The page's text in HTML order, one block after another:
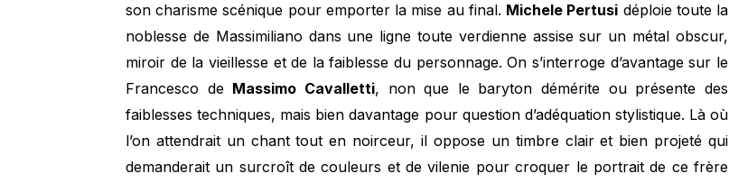
son charisme scénique pour emporter la mise au final. Michele Pertusi déploie toute la
noblesse de Massimiliano dans une ligne toute verdienne assise sur un métal obscur,
miroir de la vieillesse et de la faiblesse du personnage. On s’interroge d’avantage sur le
Francesco de Massimo Cavalletti, non que le baryton démérite ou présente des
faiblesses techniques, mais bien davantage pour question d’adéquation stylistique. Là où
l’on attendrait un chant tout en noirceur, il oppose un timbre clair et bien projeté qui
demanderait un surcroît de couleurs et de vilenie pour croquer le portrait de ce frère